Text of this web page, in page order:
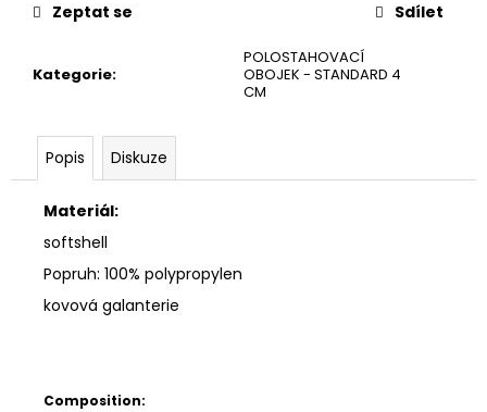
Kategorie:
POLOSTAHOVACÍ
OBOJEK - STANDARD 4
CM
Zeptat se Sdílet
Popis Diskuze
Materiál:
softshell
Popruh: 100% polypropylen
kovová galanterie
Composition: